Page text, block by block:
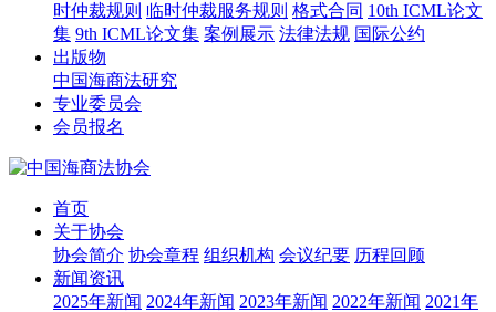
时仲裁规则 临时仲裁服务规则 格式合同 10th ICML论文
集 9th ICML论文集 案例展示 法律法规 国际公约
出版物
中国海商法研究
专业委员会
会员报名
首页
关于协会
协会简介 协会章程 组织机构 会议纪要 历程回顾
新闻资讯
2025年新闻 2024年新闻 2023年新闻 2022年新闻 2021年